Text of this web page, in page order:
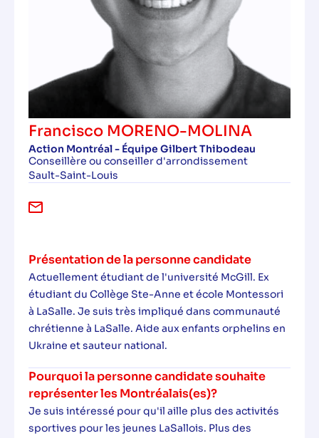
Francisco MORENO-MOLINA
Action Montréal - Équipe Gilbert Thibodeau
Conseillère ou conseiller d'arrondissement
Sault-Saint-Louis
Présentation de la personne candidate
Actuellement étudiant de l'université McGill. Ex
étudiant du Collège Ste-Anne et école Montessori
à LaSalle. Je suis très impliqué dans communauté
chrétienne à LaSalle. Aide aux enfants orphelins en
Ukraine et sauteur national.
Pourquoi la personne candidate souhaite
représenter les Montréalais(es)?
Je suis intéressé pour qu'il aille plus des activités
sportives pour les jeunes LaSallois. Plus des